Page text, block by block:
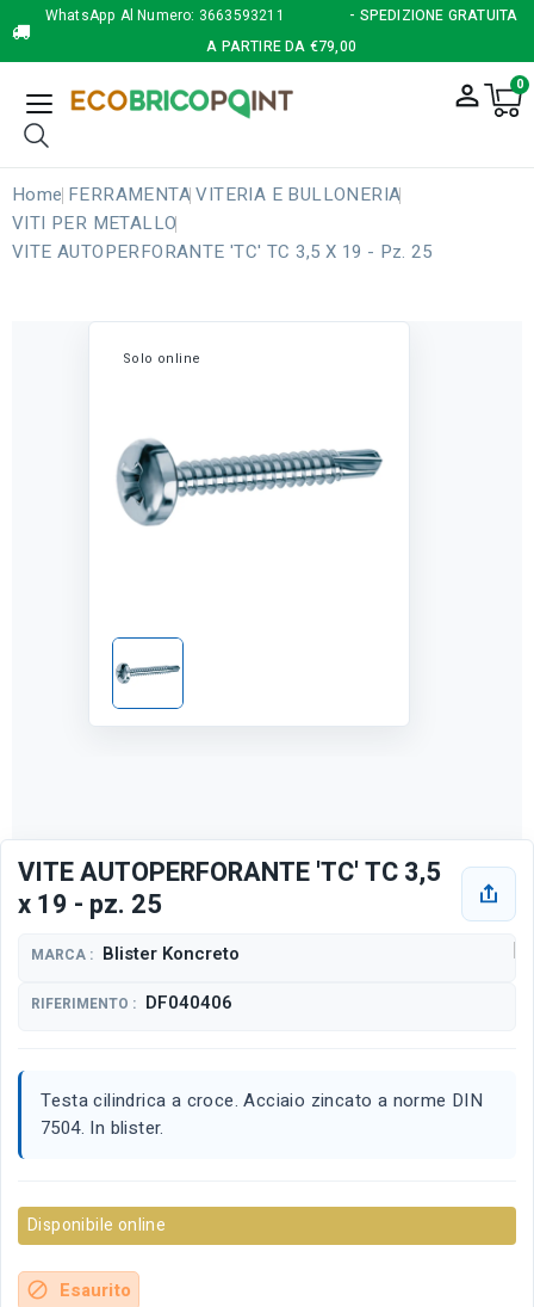
WhatsApp Al Numero: 3663593211
- SPEDIZIONE GRATUITA
A PARTIRE DA €79,00
person_outline 0
Home FERRAMENTA VITERIA E BULLONERIA
VITI PER METALLO
VITE AUTOPERFORANTE 'TC' TC 3,5 X 19 - Pz. 25
Solo online
VITE AUTOPERFORANTE 'TC' TC 3,5
x 19 - pz. 25
MARCA : Blister Koncreto
RIFERIMENTO : DF040406
Testa cilindrica a croce. Acciaio zincato a norme DIN
7504. In blister.
Disponibile online
block Esaurito